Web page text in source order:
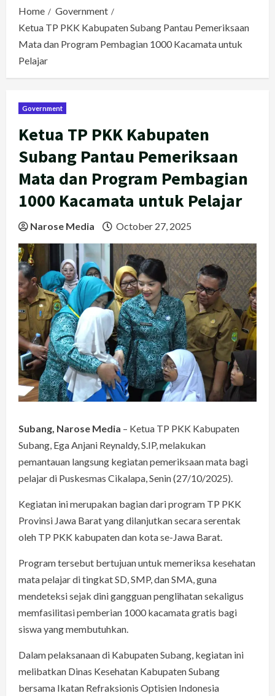
Home
Government
Ketua TP PKK Kabupaten Subang Pantau Pemeriksaan
Mata dan Program Pembagian 1000 Kacamata untuk
Pelajar
Government
Ketua TP PKK Kabupaten
Subang Pantau Pemeriksaan
Mata dan Program Pembagian
1000 Kacamata untuk Pelajar
Narose Media October 27, 2025
Subang, Narose Media – Ketua TP PKK Kabupaten
Subang, Ega Anjani Reynaldy, S.IP, melakukan
pemantauan langsung kegiatan pemeriksaan mata bagi
pelajar di Puskesmas Cikalapa, Senin (27/10/2025).
Kegiatan ini merupakan bagian dari program TP PKK
Provinsi Jawa Barat yang dilanjutkan secara serentak
oleh TP PKK kabupaten dan kota se-Jawa Barat.
Program tersebut bertujuan untuk memeriksa kesehatan
mata pelajar di tingkat SD, SMP, dan SMA, guna
mendeteksi sejak dini gangguan penglihatan sekaligus
memfasilitasi pemberian 1000 kacamata gratis bagi
siswa yang membutuhkan.
Dalam pelaksanaan di Kabupaten Subang, kegiatan ini
melibatkan Dinas Kesehatan Kabupaten Subang
bersama Ikatan Refraksionis Optisien Indonesia